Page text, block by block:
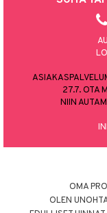
27.7. OTA
NIIN
OMA
OLEN